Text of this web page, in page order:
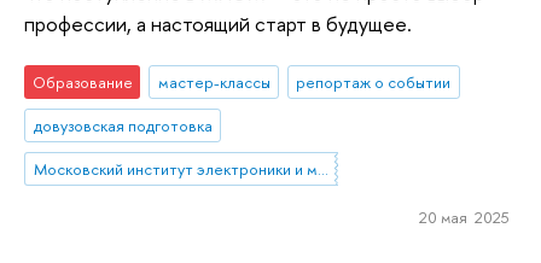
профессии, а настоящий старт в будущее.
Образование мастер-классы
репортаж о событии
довузовская подготовка
Московский институт электроники и математики им. А.Н. Тихонова
20 мая 2025